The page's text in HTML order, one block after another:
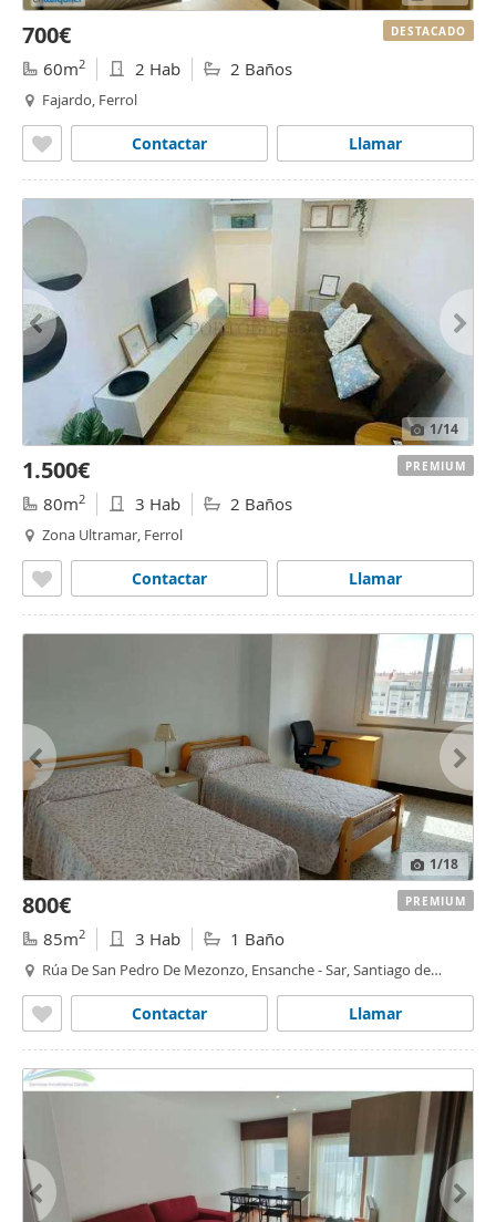
700€
60m2 2 Hab 2 Baños
Fajardo, Ferrol
Llamar
Contactar
DESTACADO
1/14
1.500€
80m2 3 Hab 2 Baños
Zona Ultramar, Ferrol
Llamar
Contactar
PREMIUM
1/18
800€
85m2 3 Hab 1 Baño
Rúa De San Pedro De Mezonzo, Ensanche - Sar, Santiago de
Llamar
Contactar
PREMIUM